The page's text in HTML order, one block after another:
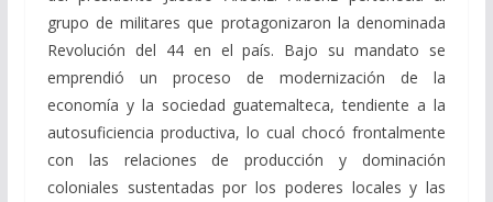
grupo de militares que protagonizaron la denominada
Revolución del 44 en el país. Bajo su mandato se
emprendió un proceso de modernización de la
economía y la sociedad guatemalteca, tendiente a la
autosuficiencia productiva, lo cual chocó frontalmente
con las relaciones de producción y dominación
coloniales sustentadas por los poderes locales y las